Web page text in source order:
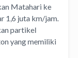
Matahari ke
1,6 juta km/jam.
partikel
yang memiliki